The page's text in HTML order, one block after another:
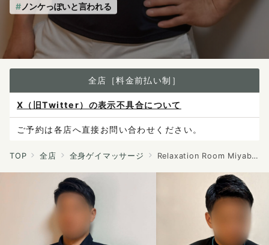
ノンケっぽいと言われる
全店［料金前払い制］
X（旧Twitter）の表示不具合について
ご予約は各店へ直接お問い合わせください。
料金は当日施術前にお支払いください。
感染症防止対策について
料金改定のお知らせ
TOP 全店 全身ゲイマッサージ Relaxation Room Miyabi Style